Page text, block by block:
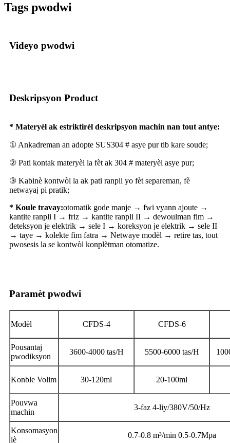
Tags pwodwi
Videyo pwodwi
Deskripsyon Product
* Materyèl ak estriktirèl deskripsyon machin nan tout antye:
① Ankadreman an adopte SUS304 # asye pur tib kare soude;
② Pati kontak materyèl la fèt ak 304 # materyèl asye pur;
③ Kabinè kontwòl la ak pati ranpli yo fèt separeman, fè
netwayaj pi pratik;
* Koule travay:otomatik gode manje → fwi vyann ajoute →
kantite ranpli I → friz → kantite ranpli II → dewoulman fim →
deteksyon je elektrik → sele I → koreksyon je elektrik → sele II
→ taye → kolekte fim fatra → Netwaye modèl → retire tas, tout
pwosesis la se kontwòl konplètman otomatize.
Paramèt pwodwi
Modèl CFDS-4 CFDS-6
Pousantaj
pwodiksyon
3600-4000 tas/H 5500-6000 tas/H
Konble Volim 30-120ml 20-100ml
Pouvwa
machin
3-faz 4-liy/380V/50/Hz
Konsomasyon
lè
0.7-0.8 m³/min 0.5-0.7Mpa